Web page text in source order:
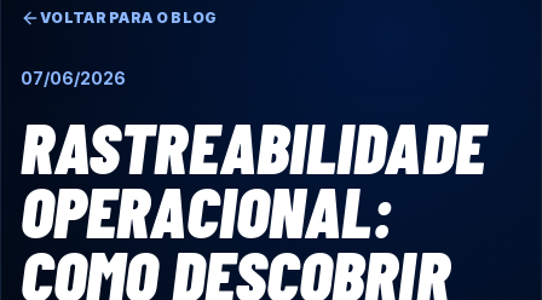
VOLTAR PARA O BLOG
07/06/2026
RASTREABILIDADE
OPERACIONAL:
COMO DESCOBRIR